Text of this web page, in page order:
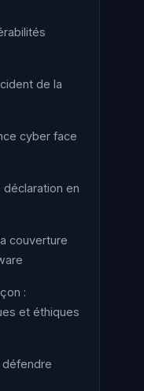
de la
cyber face
en
couverture
:
et éthiques
défendre